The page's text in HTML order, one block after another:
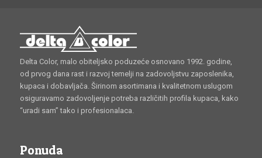
Delta Color, malo obiteljsko poduzeće osnovano 1992. godine,
od prvog dana rast i razvoj temelji na zadovoljstvu zaposlenika,
kupaca i dobavljača. Širinom asortimana i kvalitetnom uslugom
osiguravamo zadovoljenje potreba različitih profila kupaca, kako
“uradi sam” tako i profesionalaca.
Ponuda